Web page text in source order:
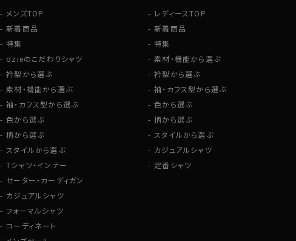
メンズTOP
新着商品
特集
ozieのこだわりシャツ
衿型から選ぶ
素材・機能から選ぶ
袖・カフス型から選ぶ
色から選ぶ
柄から選ぶ
スタイルから選ぶ
Tシャツ・インナー
セーター・カーディガン
カジュアルシャツ
フォーマルシャツ
コーディネート
レディースTOP
新着商品
特集
素材・機能から選ぶ
衿型から選ぶ
袖・カフス型から選ぶ
色から選ぶ
柄から選ぶ
スタイルから選ぶ
カジュアルシャツ
定番シャツ